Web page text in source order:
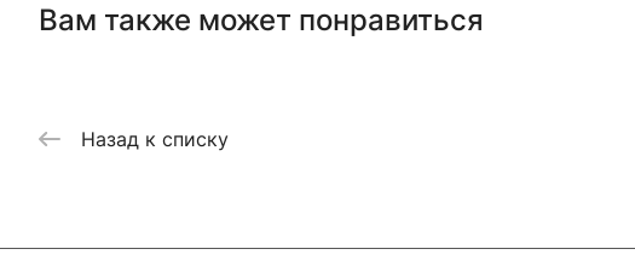
Вам также может понравиться
Назад к списку